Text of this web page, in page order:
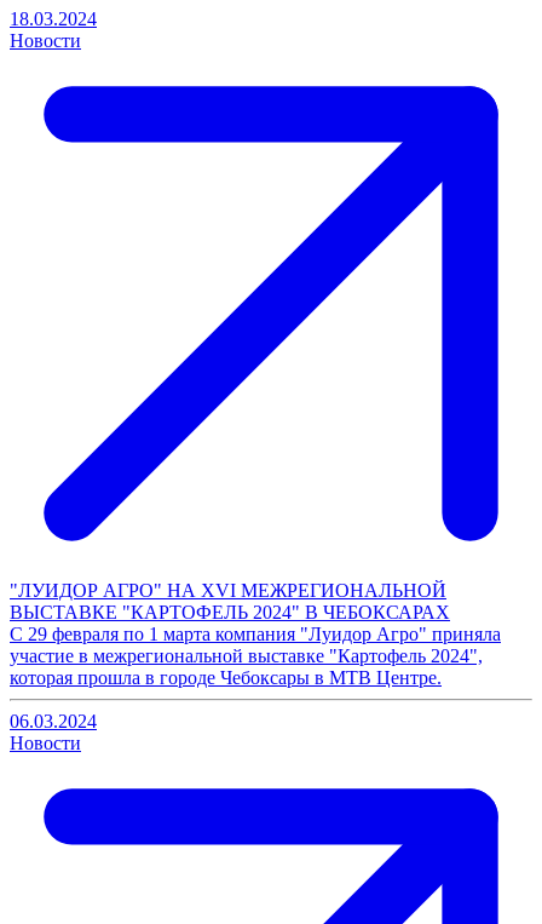
18.03.2024
Новости
"ЛУИДОР АГРО" НА XVI МЕЖРЕГИОНАЛЬНОЙ
ВЫСТАВКЕ "КАРТОФЕЛЬ 2024" В ЧЕБОКСАРАХ
С 29 февраля по 1 марта компания "Луидор Агро" приняла
участие в межрегиональной выставке "Картофель 2024",
которая прошла в городе Чебоксары в МТВ Центре.
06.03.2024
Новости